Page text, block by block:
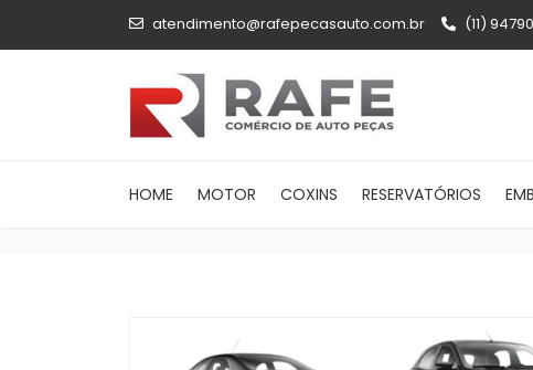
atendimento@rafepecasauto.com.br (11)
HOME MOTOR COXINS RESERVATÓRIOS